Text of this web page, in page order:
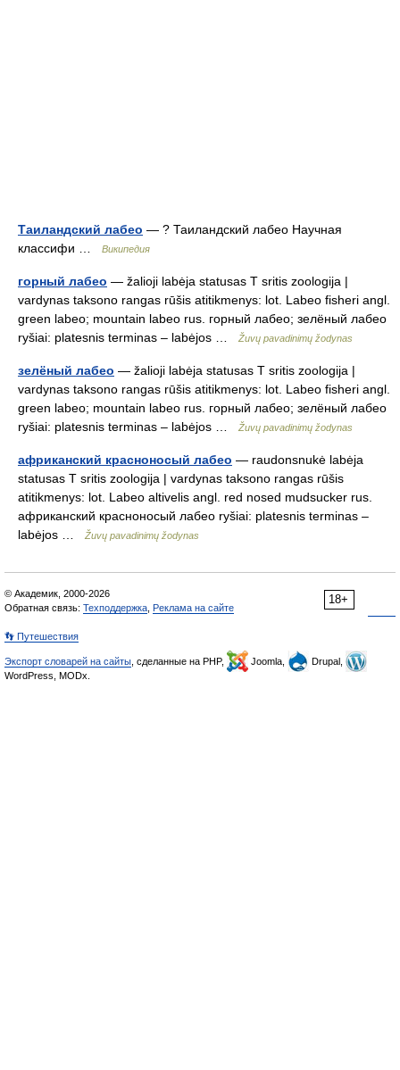
Таиландский лабео — ? Таиландский лабео Научная
классифи …
Википедия
горный лабео — žalioji labėja statusas T sritis zoologija |
vardynas taksono rangas rūšis atitikmenys: lot. Labeo fisheri angl.
green labeo; mountain labeo rus. горный лабео; зелёный лабео
ryšiai: platesnis terminas – labėjos …
Žuvų pavadinimų žodynas
зелёный лабео — žalioji labėja statusas T sritis zoologija |
vardynas taksono rangas rūšis atitikmenys: lot. Labeo fisheri angl.
green labeo; mountain labeo rus. горный лабео; зелёный лабео
ryšiai: platesnis terminas – labėjos …
Žuvų pavadinimų žodynas
африканский красноносый лабео — raudonsnukė labėja
statusas T sritis zoologija | vardynas taksono rangas rūšis
atitikmenys: lot. Labeo altivelis angl. red nosed mudsucker rus.
африканский красноносый лабео ryšiai: platesnis terminas –
labėjos …
Žuvų pavadinimų žodynas
18+
© Академик, 2000-2026
Обратная связь: Техподдержка Реклама на сайте
👣 Путешествия
Экспорт словарей на сайты , сделанные на PHP, Joomla,
Drupal,
WordPress, MODx.